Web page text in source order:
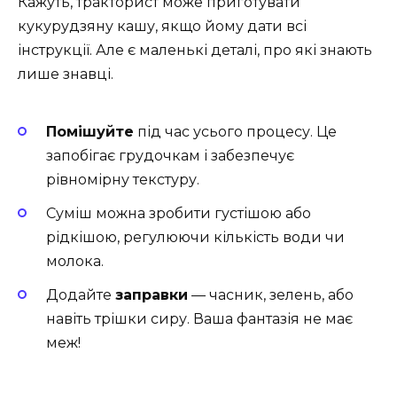
кукурудзяну кашу, якщо йому дати всі
інструкції. Але є маленькі деталі, про які знають
лише знавці.
Помішуйте під час усього процесу. Це
запобігає грудочкам і забезпечує
рівномірну текстуру.
Суміш можна зробити густішою або
рідкішою, регулюючи кількість води чи
молока.
Додайте заправки — часник, зелень, або
навіть трішки сиру. Ваша фантазія не має
меж!